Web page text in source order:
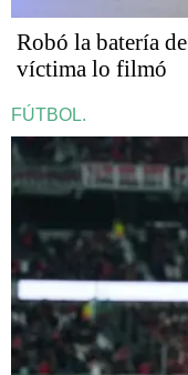
Robó la batería
víctima lo filmó
FÚTBOL.